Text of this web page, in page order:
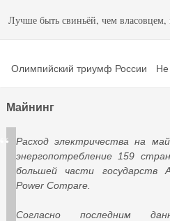
Лучше быть свиньёй, чем власовцем,
Олимпийский триумф России
Майнинг
Расход электричества на
энергопотребление 159
большей части государств
Power Compare.
Согласно последним